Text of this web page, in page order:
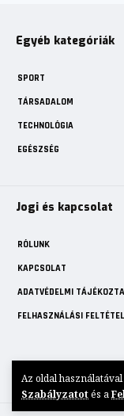
Az oldal
Szabályzatotés a
Egyéb kategóriák
SPORT
TÁRSADALOM
TECHNOLÓGIA
EGÉSZSÉG
Jogi és kapcsolat
RÓLUNK
KAPCSOLAT
ADATVÉDELMI
FELHASZNÁLÁSI
© 2025 Hirek Ma.